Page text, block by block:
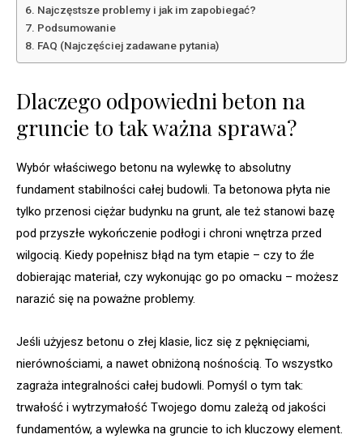
Najczęstsze problemy i jak im zapobiegać?
Podsumowanie
FAQ (Najczęściej zadawane pytania)
Dlaczego odpowiedni beton na
gruncie to tak ważna sprawa?
Wybór właściwego betonu na wylewkę to absolutny
fundament stabilności całej budowli. Ta betonowa płyta nie
tylko przenosi ciężar budynku na grunt, ale też stanowi bazę
pod przyszłe wykończenie podłogi i chroni wnętrza przed
wilgocią. Kiedy popełnisz błąd na tym etapie – czy to źle
dobierając materiał, czy wykonując go po omacku – możesz
narazić się na poważne problemy.
Jeśli użyjesz betonu o złej klasie, licz się z pęknięciami,
nierównościami, a nawet obniżoną nośnością. To wszystko
zagraża integralności całej budowli. Pomyśl o tym tak:
trwałość i wytrzymałość Twojego domu zależą od jakości
fundamentów, a wylewka na gruncie to ich kluczowy element.